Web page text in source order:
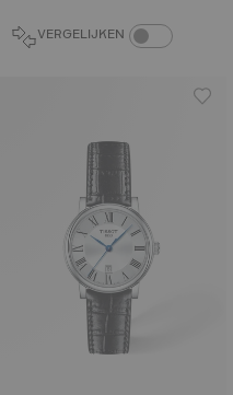
VERGELIJKEN COMPARE